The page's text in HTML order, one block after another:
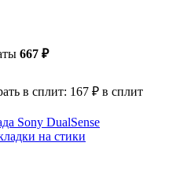
667 ₽
в сплит: 167 ₽ в сплит
Sony DualSense
на стики